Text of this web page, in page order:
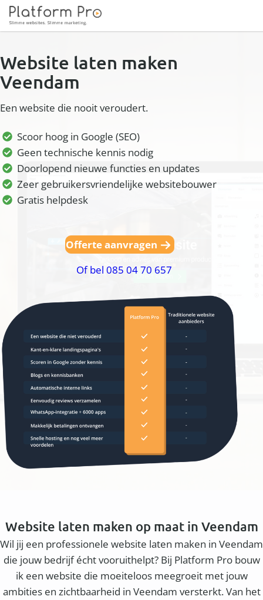
Website laten maken
Veendam
Een website die nooit veroudert.
Scoor hoog in Google (SEO)
Geen technische kennis nodig
Doorlopend nieuwe functies en updates
Zeer gebruikersvriendelijke websitebouwer
Gratis helpdesk
Offerte aanvragen
Of bel 085 04 70 657
Website laten maken op maat in Veendam
Wil jij een professionele website laten maken in Veendam
die jouw bedrijf écht vooruithelpt? Bij Platform Pro bouw
ik een website die moeiteloos meegroeit met jouw
ambities en zichtbaarheid in Veendam versterkt. Van het